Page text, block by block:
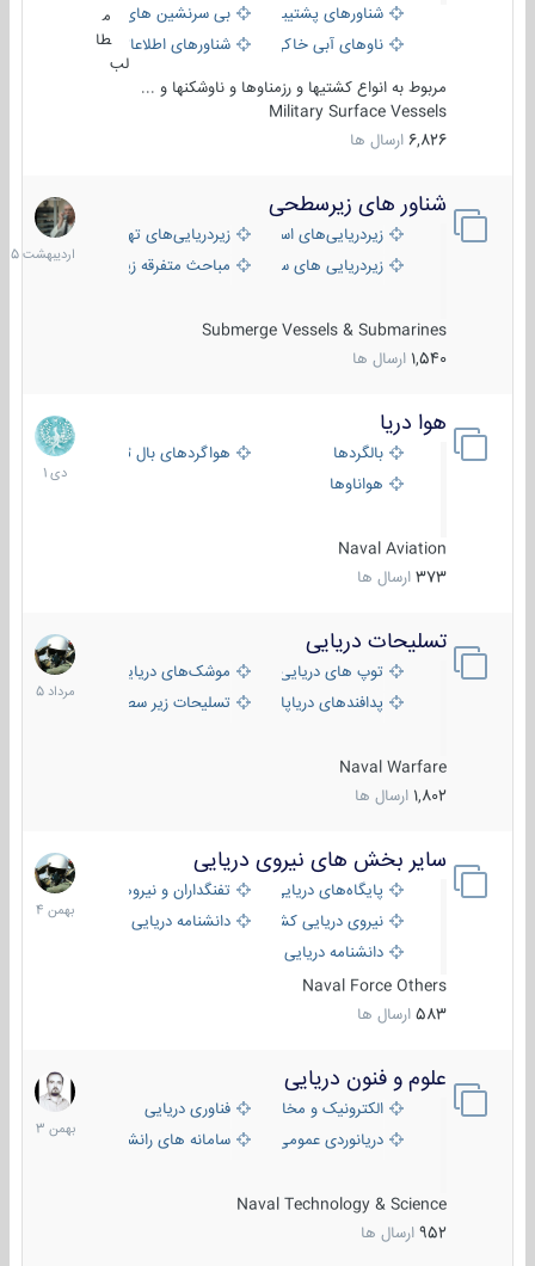
شناورهای پشتیبانی
بی سرنشین های دریایی
ناوهای آبی خاکی و نیروبرشناورهای اطلاعاتی و جاسوسی
طا
لب
مربوط به انواع کشتیها و رزمناوها و ناوشکنها و ...
Military Surface Vessels
6,826 ارسال ها
شناور های زیرسطحی
زیردریایی‌های استراتژیکزیردریایی‌های تهاجمی
زیردریایی های سبک
مباحث متفرقه زیرسطحی
Submerge Vessels & Submarines
1,540 ارسال ها
31
1405
هوا دریا
بالگردها
هواگردهای بال ثابت
هواناوها
Naval Aviation
373 ارسال ها
12
دی
1401
تسلیحات دریایی
توپ های دریایی
موشک‌های دریایی
پدافندهای دریاپایه
تسلیحات زیر سطحی
Naval Warfare
1,802 ارسال ها
2
مرداد
1405
سایر بخش های نیروی دریایی
پایگاه‌های دریایی
تفنگداران و نیروهای ویژه‌ی دریایی
نیروی دریایی کشورهای مختلفدانشنامه دریایی
دانشنامه دریایی کپی
Naval Force Others
583 ارسال ها
22
بهمن
1404
علوم و فنون دریایی
الکترونیک و مخابرات دریاییفناوری دریایی
دریانوردی عمومی
سامانه های رانشی دریایی
Naval Technology & Science
952 ارسال ها
6
بهمن
1403